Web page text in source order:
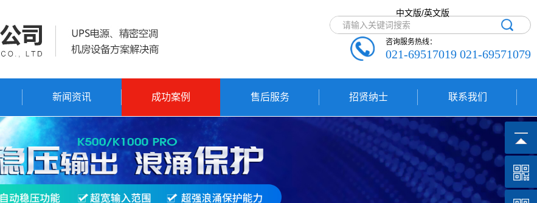
中文版/英文版
咨询服务热线：
021-69517019 021-69571079
新闻资讯 成功案例 售后服务 招贤纳士 联系我们